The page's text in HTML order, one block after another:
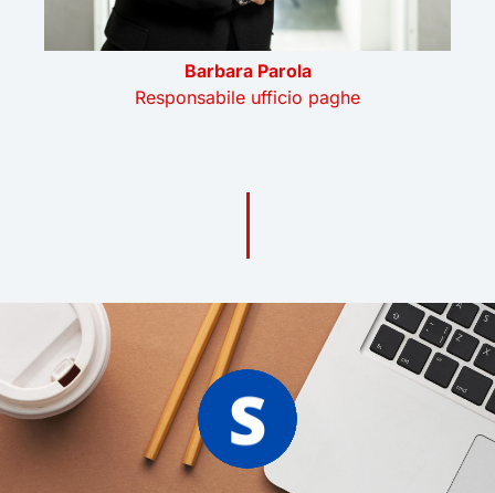
Barbara Parola
Responsabile ufficio paghe